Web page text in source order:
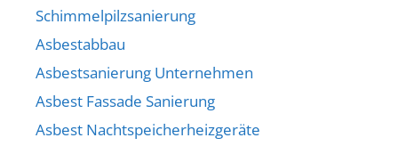
Schimmelpilzsanierung
Asbestabbau
Asbestsanierung Unternehmen
Asbest Fassade Sanierung
Asbest Nachtspeicherheizgeräte